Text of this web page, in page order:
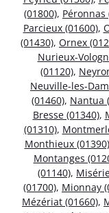
(01800), Péronnas
Parcieux (01600),
(01430), Ornex
Nurieux-
(01120),
Neuville-les-
(01460), Nantua
Bresse (01340),
(01310),
Monthieux (01390)
Montanges
(01140),
(01700), Mionnay
Mézériat (01660),